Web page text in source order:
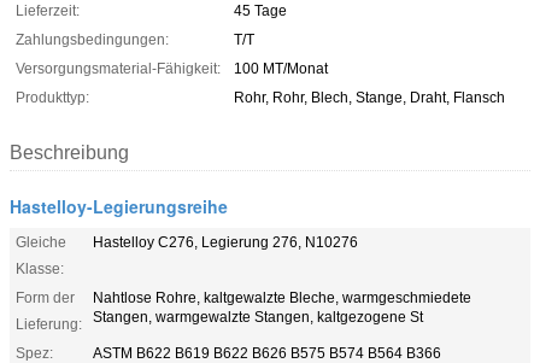
Lieferzeit:
45 Tage
Zahlungsbedingungen:
T/T
Versorgungsmaterial-Fähigkeit:
100 MT/Monat
Produkttyp:
Rohr, Rohr, Blech, Stange, Draht, Flansch
Beschreibung
Hastelloy-Legierungsreihe
Gleiche
Klasse:
Hastelloy C276, Legierung 276, N10276
Form der
Lieferung:
Nahtlose Rohre, kaltgewalzte Bleche, warmgeschmiedete
Stangen, warmgewalzte Stangen, kaltgezogene St
Spez: ASTM B622 B619 B622 B626 B575 B574 B564 B366